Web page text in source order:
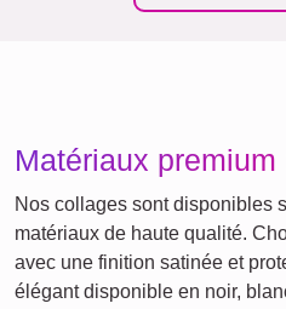
Matériaux premium
Nos collages sont disponibles
matériaux de haute qualité.
avec une finition satinée et
élégant disponible en noir,